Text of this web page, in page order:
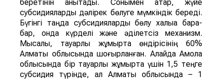
беретінін анықтадық. Сонымен қатар, жүйе
субсидияларды дәлірек бөлуге мүмкіндік береді.
Бүгінгі таңда субсидияларды бөлу халыққа бара-
бар, онда күрделі және әділетсіз механизм.
Мысалы, тауарлы жұмыртқа өндірісінің 60%
Алматы облысында шоғырланған. Алайда Ақмола
облысында бір тауарлық жұмыртқа үшін 1,5 теңге
субсидия түрінде, ал Алматы облысында – 1